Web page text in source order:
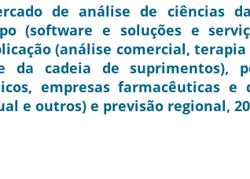
de análise de ciências
(software e soluções e
(análise comercial,
da cadeia de suprimentos),
empresas farmacêuticas e
e outros) e previsão regional,